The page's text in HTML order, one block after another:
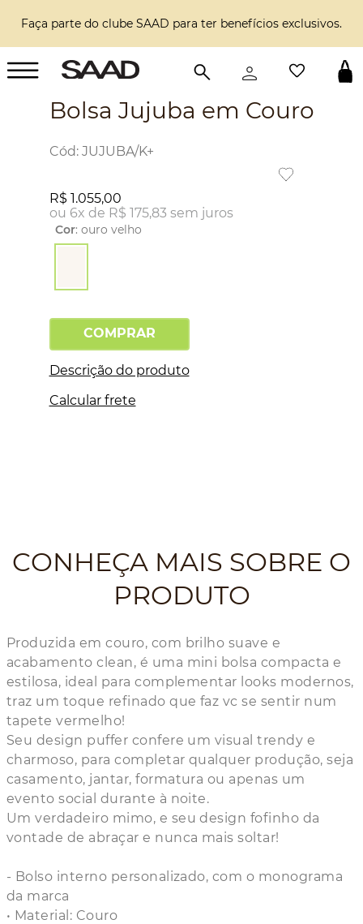
Faça parte do clube SAAD para ter benefícios exclusivos.
Bolsa Jujuba em Couro
: JUJUBA/K+
R$ 1.055,00
ou 6x de R$ 175,83 sem juros
Cor: ouro velho
COMPRAR
Descrição do produto
Calcular frete
CONHEÇA MAIS SOBRE O
PRODUTO
Produzida em couro, com brilho suave e
acabamento clean, é uma mini bolsa compacta e
estilosa, ideal para complementar looks modernos,
traz um toque refinado que faz vc se sentir num
tapete vermelho!
Seu design puffer confere um visual trendy e
charmoso, para completar qualquer produção, seja
casamento, jantar, formatura ou apenas um
evento social durante à noite.
Um verdadeiro mimo, e seu design fofinho da
vontade de abraçar e nunca mais soltar!
- Bolso interno personalizado, com o monograma
da marca
• Material: Couro